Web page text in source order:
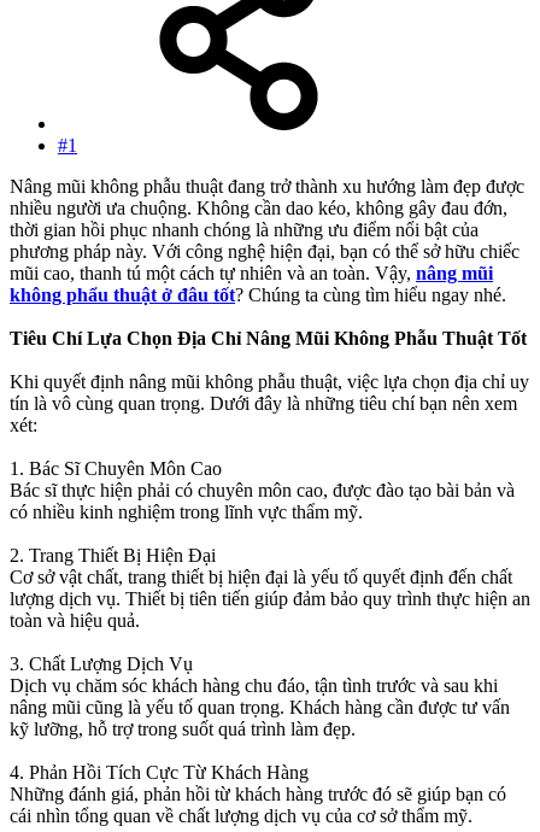
#1
Nâng mũi không phẫu thuật đang trở thành xu hướng làm đẹp được
nhiều người ưa chuộng. Không cần dao kéo, không gây đau đớn,
thời gian hồi phục nhanh chóng là những ưu điểm nổi bật của
phương pháp này. Với công nghệ hiện đại, bạn có thể sở hữu chiếc
mũi cao, thanh tú một cách tự nhiên và an toàn. Vậy, nâng mũi
không phẩu thuật ở đâu tốt? Chúng ta cùng tìm hiểu ngay nhé.
Tiêu Chí Lựa Chọn Địa Chỉ Nâng Mũi Không Phẫu Thuật Tốt
Khi quyết định nâng mũi không phẫu thuật, việc lựa chọn địa chỉ uy
tín là vô cùng quan trọng. Dưới đây là những tiêu chí bạn nên xem
xét:
1. Bác Sĩ Chuyên Môn Cao
Bác sĩ thực hiện phải có chuyên môn cao, được đào tạo bài bản và
có nhiều kinh nghiệm trong lĩnh vực thẩm mỹ.
2. Trang Thiết Bị Hiện Đại
Cơ sở vật chất, trang thiết bị hiện đại là yếu tố quyết định đến chất
lượng dịch vụ. Thiết bị tiên tiến giúp đảm bảo quy trình thực hiện an
toàn và hiệu quả.
3. Chất Lượng Dịch Vụ
Dịch vụ chăm sóc khách hàng chu đáo, tận tình trước và sau khi
nâng mũi cũng là yếu tố quan trọng. Khách hàng cần được tư vấn
kỹ lưỡng, hỗ trợ trong suốt quá trình làm đẹp.
4. Phản Hồi Tích Cực Từ Khách Hàng
Những đánh giá, phản hồi từ khách hàng trước đó sẽ giúp bạn có
cái nhìn tổng quan về chất lượng dịch vụ của cơ sở thẩm mỹ.